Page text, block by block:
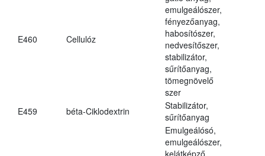
E460 Cellulóz
emulgeálószer,
fényezőanyag,
habosítószer,
nedvesítőszer,
stabilizátor,
sűrítőanyag,
tömegnövelő
szer
E459
béta-Ciklodextrin
Stabilizátor,
sűrítőanyag
Emulgeálósó,
emulgeálószer,
kelátképző